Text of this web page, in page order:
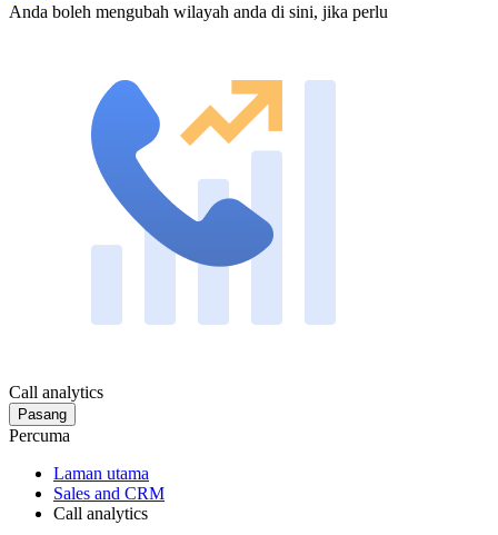
Anda boleh mengubah wilayah anda di sini, jika perlu
Call analytics
Pasang
Percuma
Laman utama
Sales and CRM
Call analytics